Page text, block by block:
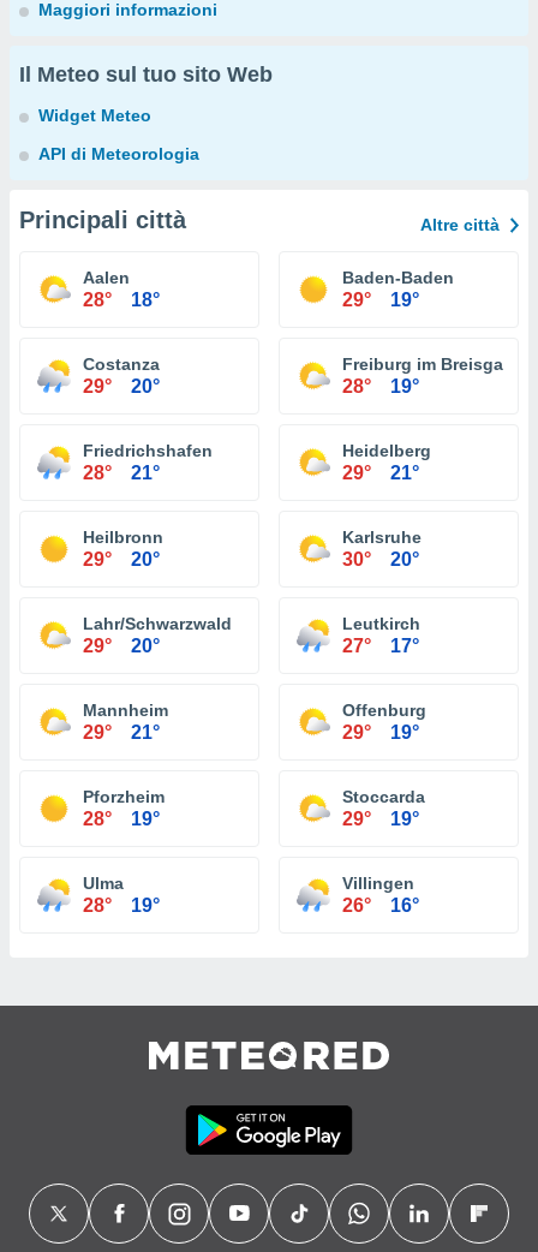
Maggiori informazioni
Il Meteo sul tuo sito Web
Widget Meteo
API di Meteorologia
Principali città Altre città
Aalen
28° 18°
Baden-Baden
29° 19°
Costanza
29° 20°
Freiburg im Breisgau
28° 19°
Friedrichshafen
28° 21°
Heidelberg
29° 21°
Heilbronn
29° 20°
Karlsruhe
30° 20°
Lahr/Schwarzwald
29° 20°
Leutkirch
27° 17°
Mannheim
29° 21°
Offenburg
29° 19°
Pforzheim
28° 19°
Stoccarda
29° 19°
Ulma
28° 19°
Villingen
26° 16°